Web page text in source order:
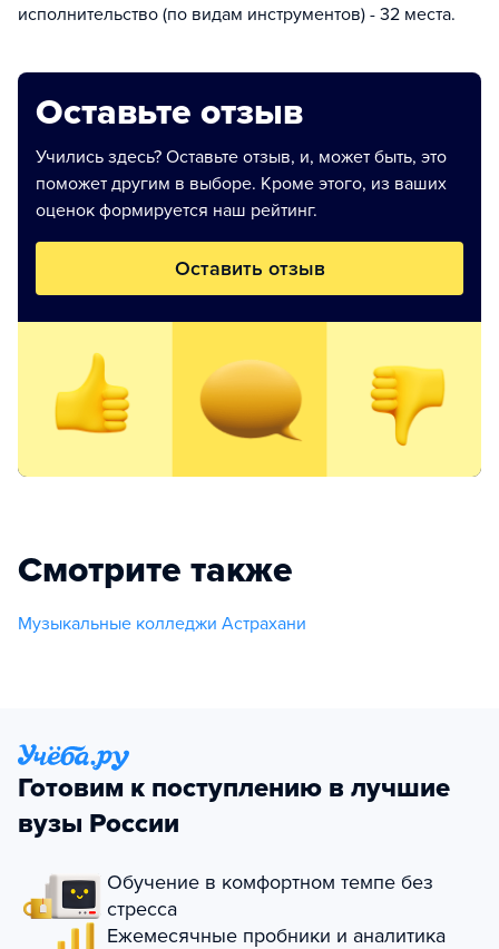
исполнительство (по видам инструментов) - 32 места.
Оставьте отзыв
Учились здесь? Оставьте отзыв, и, может быть, это
поможет другим в выборе. Кроме этого, из ваших
оценок формируется наш рейтинг.
Оставить отзыв
Смотрите также
Музыкальные колледжи Астрахани
Готовим к поступлению в лучшие
вузы России
Обучение в комфортном темпе без
стресса
Ежемесячные пробники и аналитика